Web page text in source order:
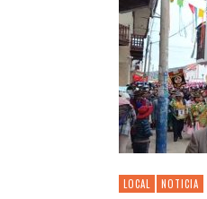
LOCAL NOTICIA